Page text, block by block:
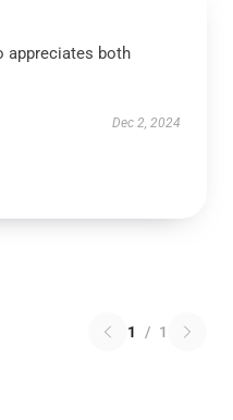
appreciates both
Dec 2, 2024
1 / 1